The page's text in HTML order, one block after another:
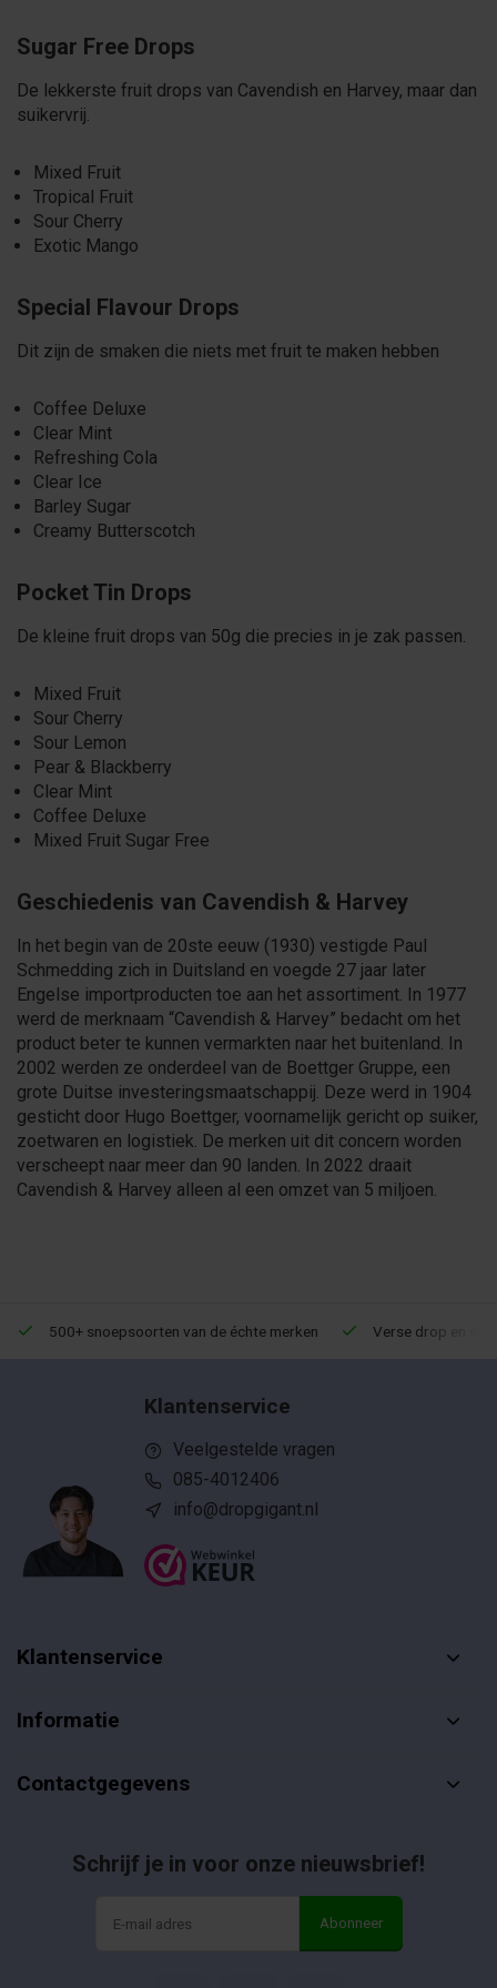
Sugar Free Drops
De lekkerste fruit drops van Cavendish en Harvey, maar dan
suikervrij.
Mixed Fruit
Tropical Fruit
Sour Cherry
Exotic Mango
Special Flavour Drops
Dit zijn de smaken die niets met fruit te maken hebben
Coffee Deluxe
Clear Mint
Refreshing Cola
Clear Ice
Barley Sugar
Creamy Butterscotch
Pocket Tin Drops
De kleine fruit drops van 50g die precies in je zak passen.
Mixed Fruit
Sour Cherry
Sour Lemon
Pear & Blackberry
Clear Mint
Coffee Deluxe
Mixed Fruit Sugar Free
Geschiedenis van Cavendish & Harvey
In het begin van de 20ste eeuw (1930) vestigde Paul
Schmedding zich in Duitsland en voegde 27 jaar later
Engelse importproducten toe aan het assortiment. In 1977
werd de merknaam “Cavendish & Harvey” bedacht om het
product beter te kunnen vermarkten naar het buitenland. In
2002 werden ze onderdeel van de Boettger Gruppe, een
grote Duitse investeringsmaatschappij. Deze werd in 1904
gesticht door Hugo Boettger, voornamelijk gericht op suiker,
zoetwaren en logistiek. De merken uit dit concern worden
verscheept naar meer dan 90 landen. In 2022 draait
Cavendish & Harvey alleen al een omzet van 5 miljoen.
500+ snoepsoorten van de échte merken Verse drop en
Klantenservice
Veelgestelde vragen
085-4012406
info@dropgigant.nl
Klantenservice
Informatie
Contactgegevens
Schrijf je in voor onze nieuwsbrief!
Abonneer